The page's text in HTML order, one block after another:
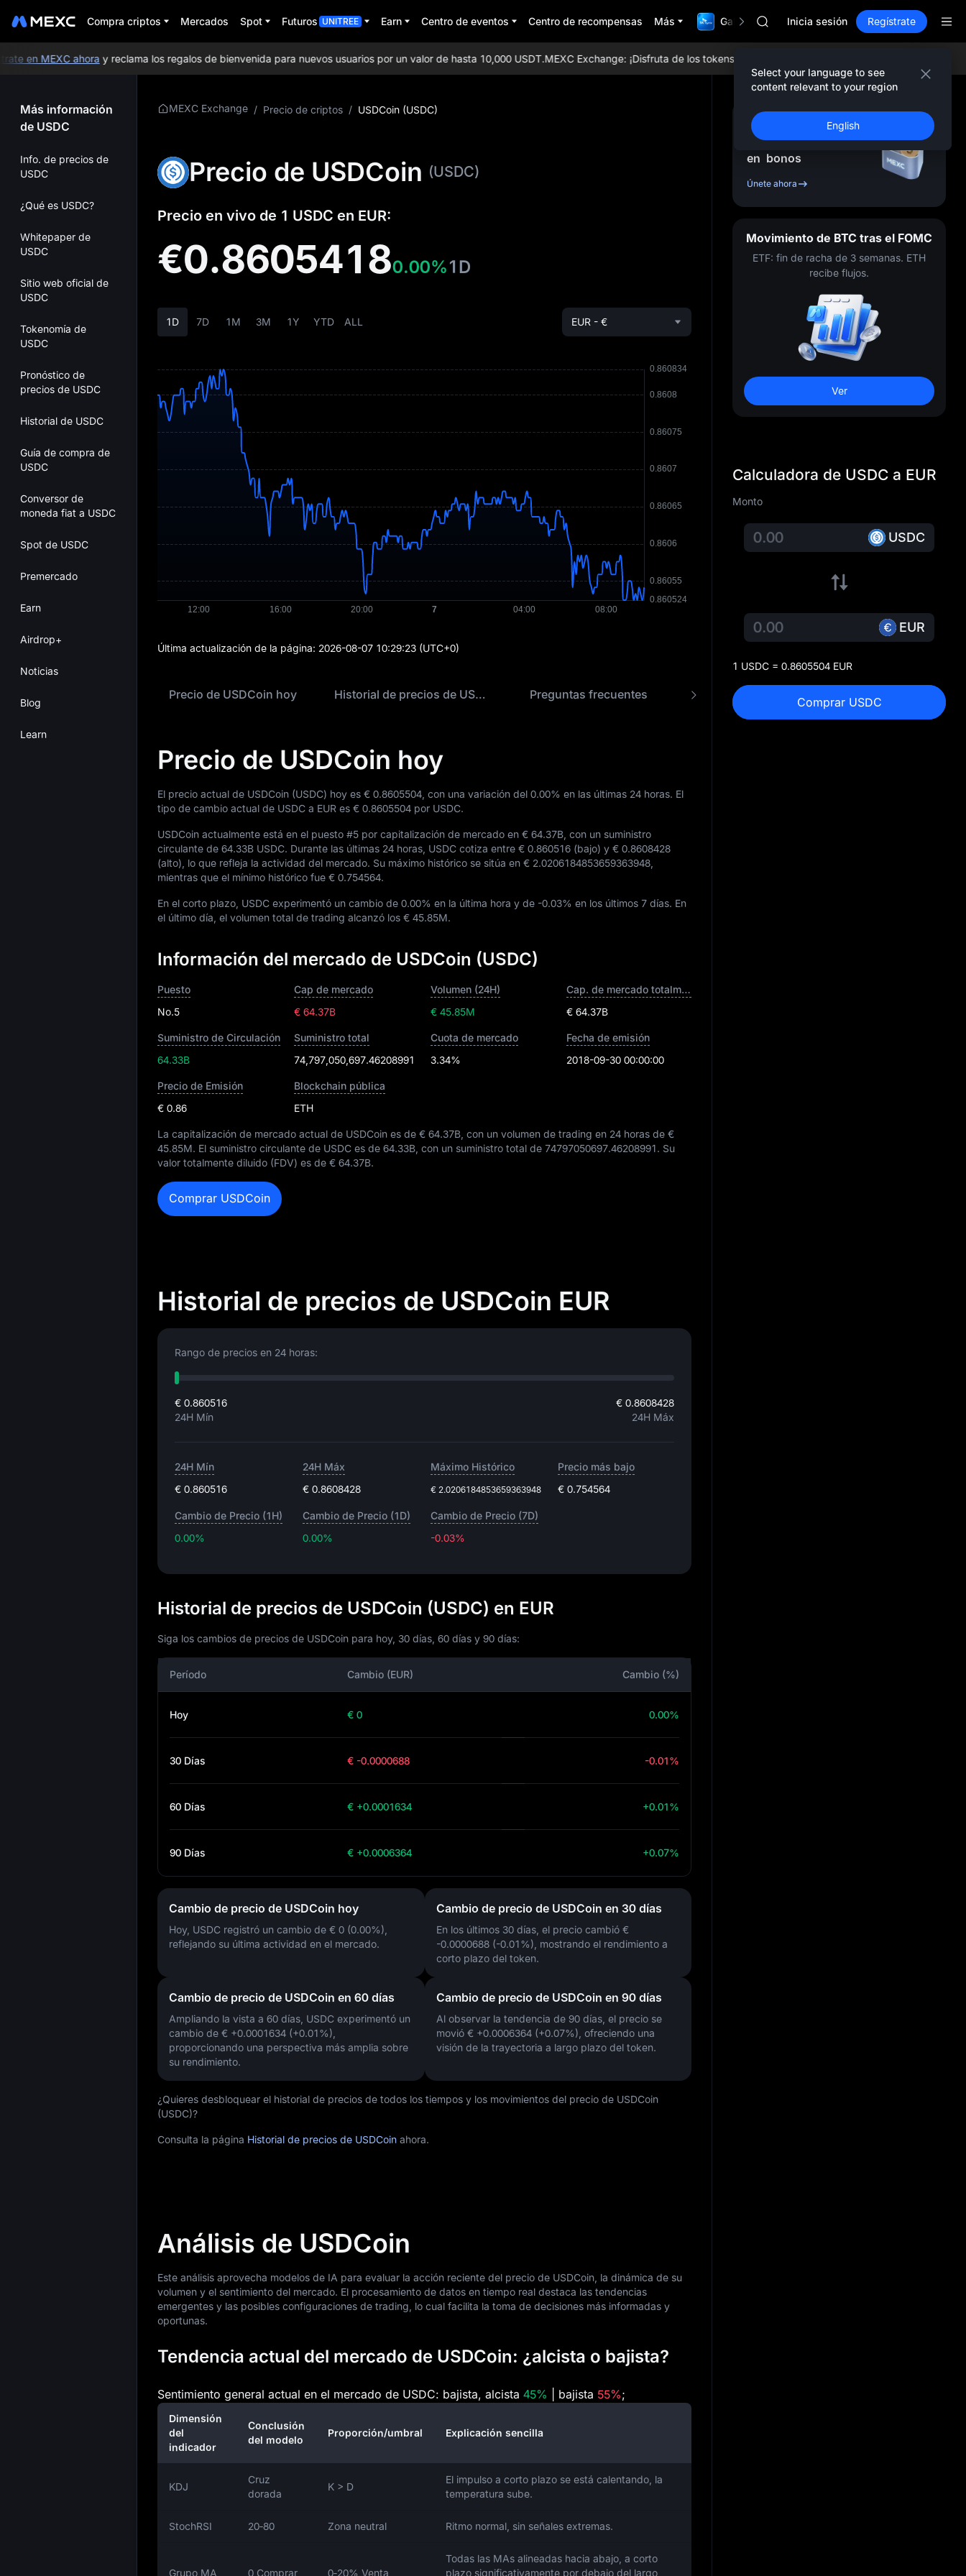
Compra criptos Mercados Spot Futuros UNITREE Earn Centro de eventos Centro de recompensas Más Gala TradFi de $1,000,000
ACE
UNITREE
Futuro de Unitree ya en vivo
HFT
SPCX
Futuro de Unitree ya en vivo
SPCX sube pese al lock-up
Inicia sesión Regístrate
Select your language to see
content relevant to your region
English
en MEXC ahoray reclama los regalos de bienvenida para nuevos usuarios por un valor de hasta 10,000 USDT.MEXC Exchange: ¡Disfruta de los tokens más populares, airdrops diarios, las tarifas de
Más información
de USDC
Info. de precios de
USDC
¿Qué es USDC?
Whitepaper de
USDC
Sitio web oficial de
USDC
Tokenomía de
USDC
Pronóstico de
precios de USDC
Historial de USDC
Guía de compra de
USDC
Conversor de
moneda fiat a USDC
Spot de USDC
Premercado
Earn
Airdrop+
Noticias
Blog
Learn
MEXC Exchange / Precio de criptos / USDCoin (USDC)
Precio de USDCoin (USDC)
Precio en vivo de 1 USDC en EUR:
€0.86054180.00%1D
1D 7D 1M 3M 1Y YTD ALL EUR - €
Última actualización de la página: 2026-08-07 10:29:23 (UTC+0)
Precio de USDCoin hoy Historial de precios de USDCoin Preguntas frecuentes Convertir USDC a EUR
Precio de USDCoin hoy
El precio actual de USDCoin (USDC) hoy es € 0.8605504 , con una variación del 0.00% en las últimas 24 horas. El
tipo de cambio actual de USDC a EUR es € 0.8605504 por USDC.
USDCoin actualmente está en el puesto #5 por capitalización de mercado en € 64.37B , con un suministro
circulante de 64.33B USDC. Durante las últimas 24 horas, USDC cotiza entre € 0.860516 (bajo) y € 0.8608428
(alto), lo que refleja la actividad del mercado. Su máximo histórico se sitúa en € 2.0206184853659363948
mientras que el mínimo histórico fue € 0.754564.
En el corto plazo, USDC experimentó un cambio de 0.00% en la última hora y de -0.03% en los últimos 7 días. En
el último día, el volumen total de trading alcanzó los € 45.85M.
Información del mercado de USDCoin (USDC)
Puesto
No.5
Cap de mercado
€ 64.37B
Volumen (24H)
€ 45.85M
Cap. de mercado totalmente diluida
€ 64.37B
Suministro de Circulación
64.33B
Suministro total
74,797,050,697.46208991
Cuota de mercado
3.34%
Fecha de emisión
2018-09-30 00:00:00
Precio de Emisión
€ 0.86
Blockchain pública
ETH
La capitalización de mercado actual de USDCoin es de € 64.37B , con un volumen de trading en 24 horas de €
45.85M. El suministro circulante de USDC es de 64.33B , con un suministro total de 74797050697.46208991. Su
valor totalmente diluido (FDV) es de € 64.37B.
Comprar USDCoin
Historial de precios de USDCoin EUR
Rango de precios en 24 horas:
€ 0.860516
24H Mín
€ 0.8608428
24H Máx
24H Mín
€ 0.860516
24H Máx
€ 0.8608428
Máximo Histórico
€ 2.0206184853659363948
Precio más bajo
€ 0.754564
Cambio de Precio (1H)
0.00%
Cambio de Precio (1D)
0.00%
Cambio de Precio (7D)
-0.03%
Historial de precios de USDCoin (USDC) en EUR
Siga los cambios de precios de USDCoin para hoy, 30 días, 60 días y 90 días:
Período Cambio (EUR) Cambio (%)
Hoy € 0 0.00%
30 Días € -0.0000688 -0.01%
60 Días € +0.0001634 +0.01%
90 Días € +0.0006364 +0.07%
Cambio de precio de USDCoin hoy
Hoy, USDC registró un cambio de € 0 (0.00%)
reflejando su última actividad en el mercado.
Cambio de precio de USDCoin en 30 días
En los últimos 30 días, el precio cambió €
-0.0000688 (-0.01%) , mostrando el rendimiento a
corto plazo del token.
Cambio de precio de USDCoin en 60 días
Ampliando la vista a 60 días, USDC experimentó un
cambio de € +0.0001634 (+0.01%)
proporcionando una perspectiva más amplia sobre
su rendimiento.
Cambio de precio de USDCoin en 90 días
Al observar la tendencia de 90 días, el precio se
movió € +0.0006364 (+0.07%) , ofreciendo una
visión de la trayectoria a largo plazo del token.
¿Quieres desbloquear el historial de precios de todos los tiempos y los movimientos del precio de USDCoin
(USDC)?
Consulta la página Historial de precios de USDCoin ahora.
Análisis de USDCoin
Este análisis aprovecha modelos de IA para evaluar la acción reciente del precio de USDCoin, la dinámica de su
volumen y el sentimiento del mercado. El procesamiento de datos en tiempo real destaca las tendencias
emergentes y las posibles configuraciones de trading, lo cual facilita la toma de decisiones más informadas y
oportunas.
Tendencia actual del mercado de USDCoin: ¿alcista o bajista?
Sentimiento general actual en el mercado de USDC: bajista, alcista 45% | bajista 55%;
Dimensión
del
indicador
Conclusión
del modelo
Proporción/umbral Explicación sencilla
KDJ
Cruz
dorada
K > D
El impulso a corto plazo se está calentando, la
temperatura sube.
StochRSI 20‑80 Zona neutral Ritmo normal, sin señales extremas.
Grupo MA 0 Comprar 0‑20% Venta
Todas las MAs alineadas hacia abajo, a corto
plazo significativamente por debajo del largo
Regístrate y recibe
hasta 10,000USDT
en bonos
Únete ahora
Movimiento de BTC tras el FOMC
ETF: fin de racha de 3 semanas. ETH
recibe flujos.
Ver
Calculadora de USDC a EUR
Monto
USDC
EUR
1 USDC = 0.8605504 EUR
Comprar USDC